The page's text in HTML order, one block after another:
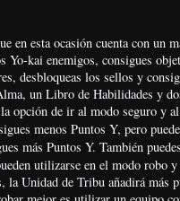
en esta ocasión cuenta con un
Yo-kai enemigos, consigues
desbloqueas los sellos y
un Libro de Habilidades y
opción de ir al modo seguro y
menos Puntos Y, pero
más Puntos Y. También
utilizarse en el modo robo
la Unidad de Tribu añadirá más